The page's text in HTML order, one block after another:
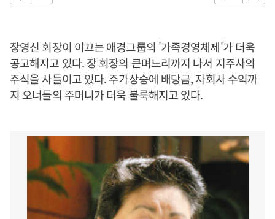
장영신 회장이 이끄는 애경그룹의 '가족경영체제'가 더욱
공고해지고 있다. 장 회장의 큰며느리까지 나서 지주사의
주식을 사들이고 있다. 주가상승에 배당금, 자회사 수익까
지 오너들의 주머니가 더욱 불룩해지고 있다.